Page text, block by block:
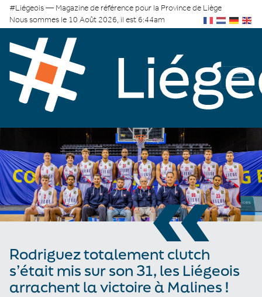
#Liégeois — Magazine de référence pour la Province de Liège
Nous sommes le 10 Août 2026, il est 6:44am
«
Rodriguez totalement clutch
s’était mis sur son 31, les Liégeois
arrachent la victoire à Malines !